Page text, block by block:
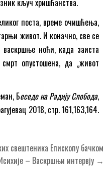
кључ хришћанства.
поста, време очишћења,
живот. И коначно, све се
ноћи, када заиста
опустошена, да „живот
Беседе на Радију Слобода,
2018, стр. 161,163,164.
свештеника Епископу бачком
– Васкршњи интервју →